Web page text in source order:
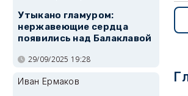
Утыкано гламуром:
нержавеющие сердца
появились над Балаклавой
29/09/2025 19:28
Иван Ермаков